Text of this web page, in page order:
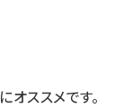
ススメです。